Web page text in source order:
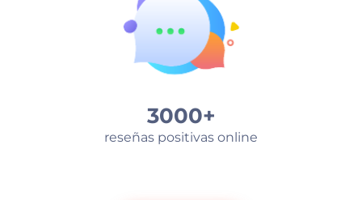
3000+
reseñas positivas online